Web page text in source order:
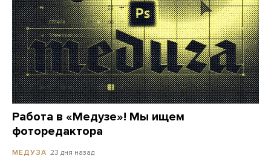
Работа в «Медузе»! Мы ищем
фоторедактора
МЕДУЗА 23 дня назад